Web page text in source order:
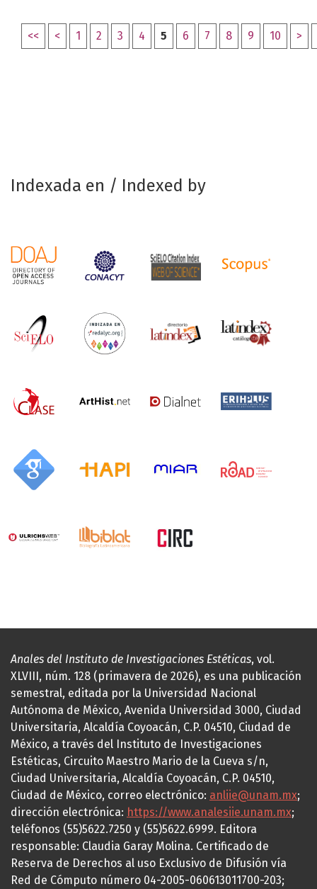
<< < 1 2 3 4 5 6 7 8 9 10 >
Indexada en / Indexed by
Anales del Instituto de Investigaciones Estéticas, vol.
XLVIII, núm. 128 (primavera de 2026), es una publicación
semestral, editada por la Universidad Nacional
Autónoma de México, Avenida Universidad 3000, Ciudad
Universitaria, Alcaldía Coyoacán, C.P. 04510, Ciudad de
México, a través del Instituto de Investigaciones
Estéticas, Circuito Maestro Mario de la Cueva s/n,
Ciudad Universitaria, Alcaldía Coyoacán, C.P. 04510,
Ciudad de México, correo electrónico: anliie@unam.mx;
dirección electrónica: https://www.analesiie.unam.mx;
teléfonos (55)5622.7250 y (55)5622.6999. Editora
responsable: Claudia Garay Molina. Certificado de
Reserva de Derechos al uso Exclusivo de Difusión vía
Red de Cómputo número 04-2005-060613011700-203;